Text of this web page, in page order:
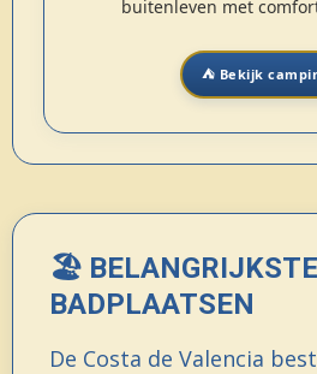
buitenleven met
⛺ Bekijk
🏖️ BELANGRIJKSTE
BADPLAATSEN
De Costa de Valencia